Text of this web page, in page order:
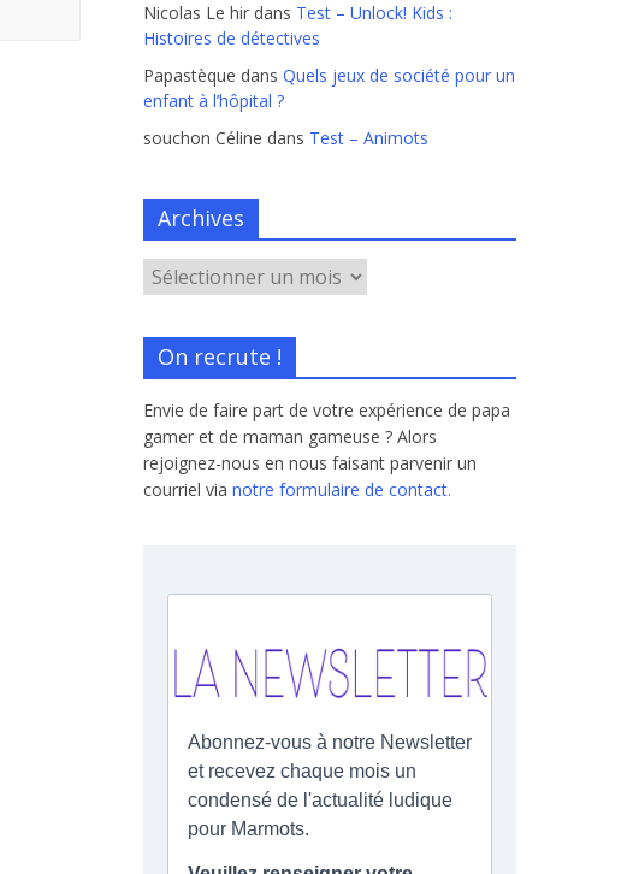
Nicolas Le hir dans Test – Unlock! Kids :
Histoires de détectives
Papastèque dans Quels jeux de société pour un
enfant à l’hôpital ?
souchon Céline dans Test – Animots
Archives
On recrute !
Envie de faire part de votre expérience de papa
gamer et de maman gameuse ? Alors
rejoignez-nous en nous faisant parvenir un
courriel via notre formulaire de contact.